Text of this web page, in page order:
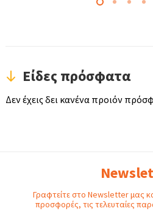
Είδες πρόσφατα
Δεν έχεις δει κανένα προιόν
Γραφτείτε στο Newsletter μας
προσφορές, τις τελευταίες